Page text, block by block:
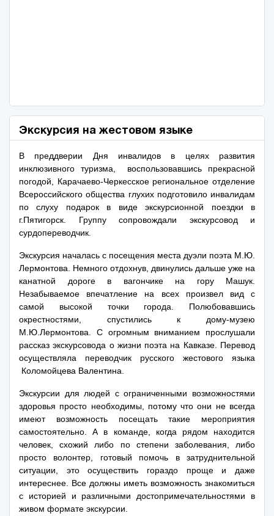
Экскурсия на жестовом языке
В преддверии Дня инвалидов в целях развития
инклюзивного туризма, воспользовавшись прекрасной
погодой, Карачаево-Черкесское региональное отделение
Всероссийского общества глухих подготовило инвалидам
по слуху подарок в виде экскурсионной поездки в
г.Пятигорск. Группу сопровождали экскурсовод и
сурдопереводчик.
Экскурсия началась с посещения места дуэли поэта М.Ю.
Лермонтова. Немного отдохнув, двинулись дальше уже на
канатной дороге в вагончике на гору Машук.
Незабываемое впечатление на всех произвел вид с
самой высокой точки города. Полюбовавшись
окрестностями, спустились к дому-музею
М.Ю.Лермонтова. С огромным вниманием прослушали
рассказ экскурсовода о жизни поэта на Кавказе. Перевод
осуществляла переводчик русского жестового языка
Коломойцева Валентина.
Экскурсии для людей с ограниченными возможностями
здоровья просто необходимы, потому что они не всегда
имеют возможность посещать такие мероприятия
самостоятельно. А в команде, когда рядом находится
человек, схожий либо по степени заболевания, либо
просто волонтер, готовый помочь в затруднительной
ситуации, это осуществить гораздо проще и даже
интереснее. Все должны иметь возможность знакомиться
с историей и различными достопримечательностями в
живом формате экскурсии.